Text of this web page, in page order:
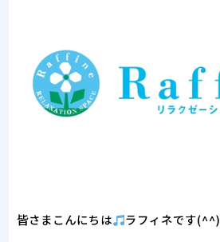
皆さまこんにちは ラフィネです(^^)